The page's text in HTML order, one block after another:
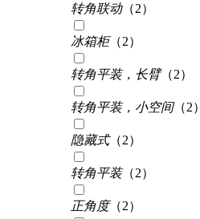
转角联动（2）
冰箱柜（2）
转角平装，长臂（2）
转角平装，小空间（2）
隐藏式（2）
转角平装（2）
正角度（2）